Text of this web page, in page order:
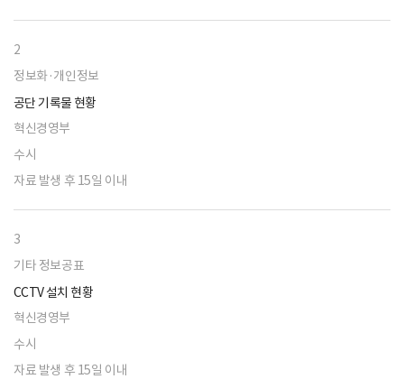
2
정보화·개인정보
공단 기록물 현황
혁신경영부
수시
자료 발생 후 15일 이내
3
기타 정보공표
CCTV 설치 현황
혁신경영부
수시
자료 발생 후 15일 이내